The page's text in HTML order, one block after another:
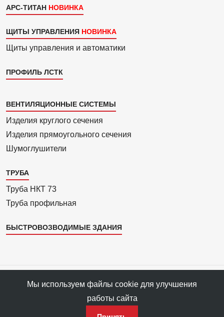
АРС-ТИТАН
ЩИТЫ УПРАВЛЕНИЯ
Щиты управления и автоматики
ПРОФИЛЬ ЛСТК
Каталог
4
ВЕНТИЛЯЦИОННЫЕ СИСТЕМЫ
Изделия круглого сечения
Изделия прямоуголь­ного сечения
Шумоглушители
ТРУБА
Труба НКТ 73
Труба профильная
БЫСТРОВОЗВОДИМЫЕ ЗДАНИЯ
Все права защищены © 1993—2025 АРС-Пром, ПФ «АРС-Пром»
Мы используем файлы cookie для улучшения
работы сайта